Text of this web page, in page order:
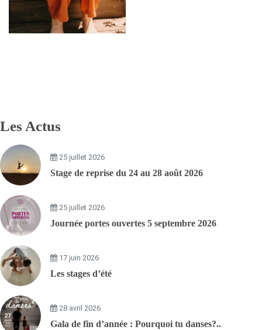
Les Actus
25 juillet 2026
Stage de reprise du 24 au 28 août 2026
25 juillet 2026
Journée portes ouvertes 5 septembre 2026
17 juin 2026
Les stages d’été
28 avril 2026
Gala de fin d’année : Pourquoi tu danses?..